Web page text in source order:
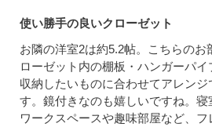
使い勝手の良いクローゼット
お隣の洋室2は約5.2帖。こちらのお
ローゼット内の棚板・ハンガーパイ
収納したいものに合わせてアレン
す。鏡付きなのも嬉しいですね。寝
ワークスペースや趣味部屋など、